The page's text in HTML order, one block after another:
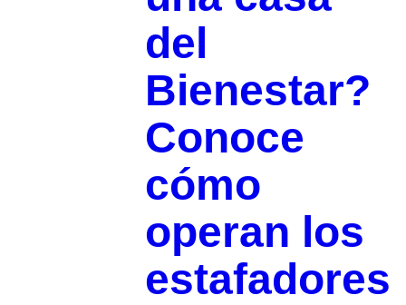
del
Bienestar?
Conoce
cómo
operan los
estafadores